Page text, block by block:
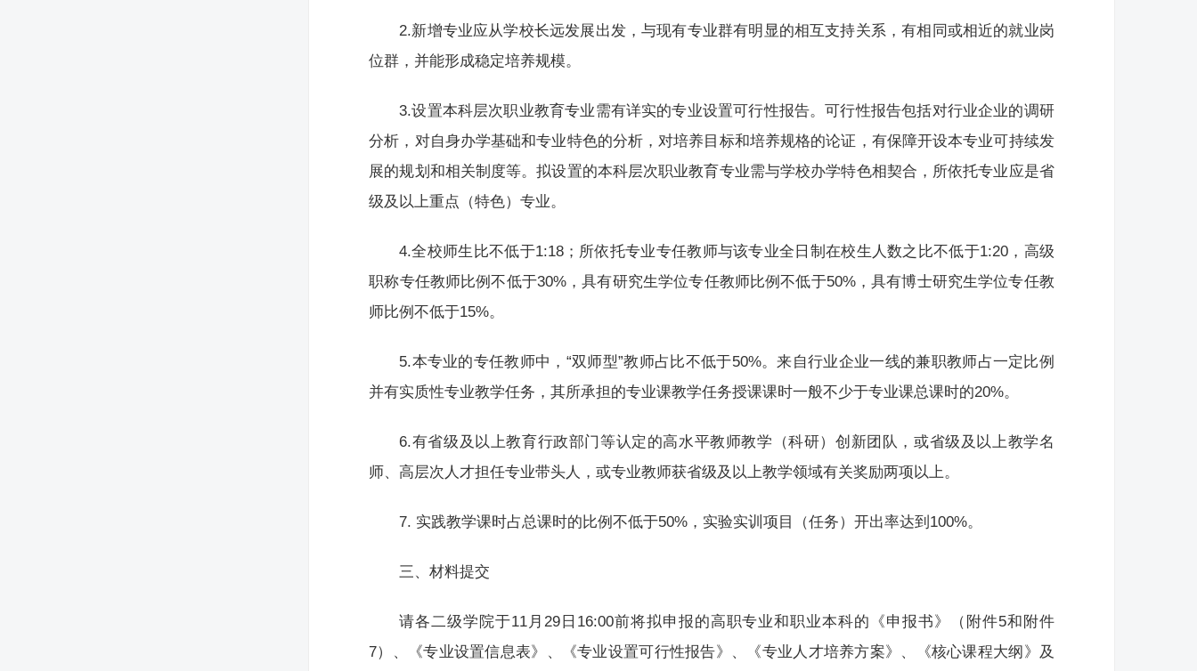
2.新增专业应从学校长远发展出发，与现有专业群有明显的相互支持关系，有相同或相近的就业岗
位群，并能形成稳定培养规模。
3.设置本科层次职业教育专业需有详实的专业设置可行性报告。可行性报告包括对行业企业的调研
分析，对自身办学基础和专业特色的分析，对培养目标和培养规格的论证，有保障开设本专业可持续发
展的规划和相关制度等。拟设置的本科层次职业教育专业需与学校办学特色相契合，所依托专业应是省
级及以上重点（特色）专业。
4.全校师生比不低于1:18；所依托专业专任教师与该专业全日制在校生人数之比不低于1:20，高级
职称专任教师比例不低于30%，具有研究生学位专任教师比例不低于50%，具有博士研究生学位专任教
师比例不低于15%。
5.本专业的专任教师中，“双师型”教师占比不低于50%。来自行业企业一线的兼职教师占一定比例
并有实质性专业教学任务，其所承担的专业课教学任务授课课时一般不少于专业课总课时的20%。
6.有省级及以上教育行政部门等认定的高水平教师教学（科研）创新团队，或省级及以上教学名
师、高层次人才担任专业带头人，或专业教师获省级及以上教学领域有关奖励两项以上。
7. 实践教学课时占总课时的比例不低于50%，实验实训项目（任务）开出率达到100%。
三、材料提交
请各二级学院于11月29日16:00前将拟申报的高职专业和职业本科的《申报书》（附件5和附件
7）、《专业设置信息表》、《专业设置可行性报告》、《专业人才培养方案》、《核心课程大纲》及